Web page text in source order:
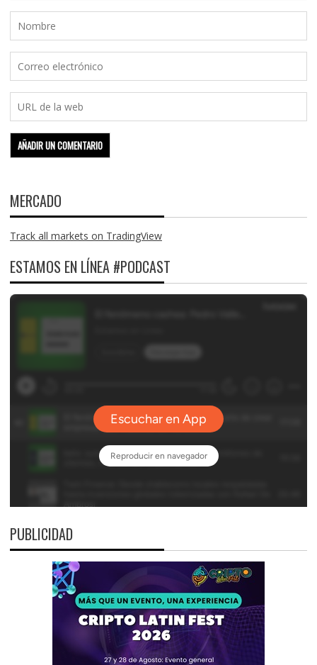
MERCADO
Track all markets on TradingView
ESTAMOS EN LÍNEA #PODCAST
PUBLICIDAD